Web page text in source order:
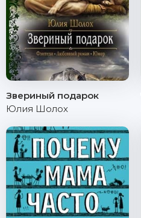
Звериный подарок
Юлия Шолох